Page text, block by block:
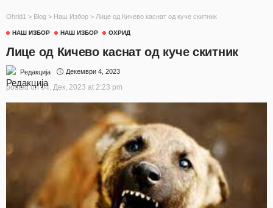
Ohrid1 > Blog > Наш Избор > Лице од Кичево каснат од куче скитник
НАШ ИЗБОР НАШ ИЗБОР ОХРИД
Лице од Кичево каснат од куче скитник
Редакција Декември 4, 2023
posted on 04. Дек, 2023 at 2:23 pm